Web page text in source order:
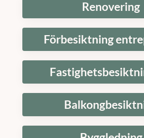
Renovering
Förbesiktning